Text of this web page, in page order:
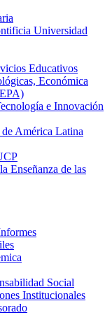
Universidad
Educativos
Económica
e Innovación
América Latina
Enseñanza de las
Social
Institucionales